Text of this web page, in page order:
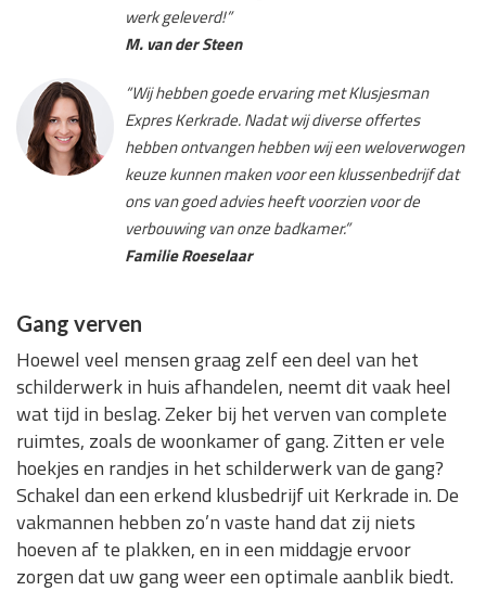
werk geleverd!”
M. van der Steen
“Wij hebben goede ervaring met Klusjesman
Expres Kerkrade. Nadat wij diverse offertes
hebben ontvangen hebben wij een weloverwogen
keuze kunnen maken voor een klussenbedrijf dat
ons van goed advies heeft voorzien voor de
verbouwing van onze badkamer.”
Familie Roeselaar
Gang verven
Hoewel veel mensen graag zelf een deel van het
schilderwerk in huis afhandelen, neemt dit vaak heel
wat tijd in beslag. Zeker bij het verven van complete
ruimtes, zoals de woonkamer of gang. Zitten er vele
hoekjes en randjes in het schilderwerk van de gang?
Schakel dan een erkend klusbedrijf uit Kerkrade in. De
vakmannen hebben zo’n vaste hand dat zij niets
hoeven af te plakken, en in een middagje ervoor
zorgen dat uw gang weer een optimale aanblik biedt.